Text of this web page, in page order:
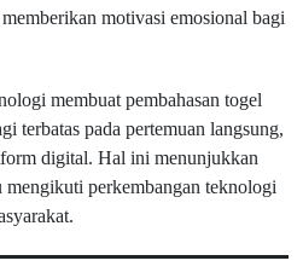
motivasi emosional bagi
membuat pembahasan togel
terbatas pada pertemuan langsung,
digital. Hal ini menunjukkan
mengikuti perkembangan teknologi